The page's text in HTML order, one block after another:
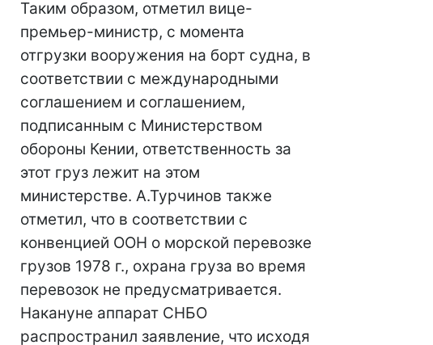
Таким образом, отметил вице-
премьер-министр, с момента
отгрузки вооружения на борт судна, в
соответствии с международными
соглашением и соглашением,
подписанным с Министерством
обороны Кении, ответственность за
этот груз лежит на этом
министерстве. А.Турчинов также
отметил, что в соответствии с
конвенцией ООН о морской перевозке
грузов 1978 г., охрана груза во время
перевозок не предусматривается.
Накануне аппарат СНБО
распространил заявление, что исходя